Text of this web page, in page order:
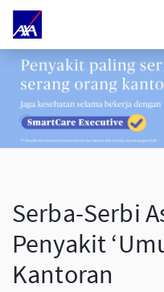
Serba-Serbi
Penyakit
Kantoran